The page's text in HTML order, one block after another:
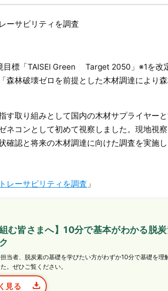
ーサビリティを調査
目標「TAISEI Green Target 2050」※1を改
森林破壊ゼロを前提とした木材調達により
す取り組みとして国内の木材サプライヤー
ネコンとして初めて視察しました。現地視
確認と将来の木材調達に向けた調査を実施
レーサビリティを調査 」
む皆さまへ】10分で基本がわかる脱
当者、脱炭素の基礎を学びたい方がわずか10分で基礎を理
。ぜひご覧ください。
見る